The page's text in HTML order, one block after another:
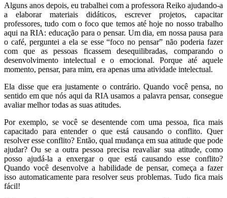
Alguns anos depois, eu trabalhei com a professora Reiko ajudando-a
a elaborar materiais didáticos, escrever projetos, capacitar
professores, tudo com o foco que temos até hoje no nosso trabalho
aqui na RIA: educação para o pensar. Um dia, em nossa pausa para
o café, perguntei a ela se esse “foco no pensar” não poderia fazer
com que as pessoas ficassem desequilibradas, comparando o
desenvolvimento intelectual e o emocional. Porque até aquele
momento, pensar, para mim, era apenas uma atividade intelectual.
Ela disse que era justamente o contrário. Quando você pensa, no
sentido em que nós aqui da RIA usamos a palavra pensar, consegue
avaliar melhor todas as suas atitudes.
Por exemplo, se você se desentende com uma pessoa, fica mais
capacitado para entender o que está causando o conflito. Quer
resolver esse conflito? Então, qual mudança em sua atitude que pode
ajudar? Ou se a outra pessoa precisa reavaliar sua atitude, como
posso ajudá-la a enxergar o que está causando esse conflito?
Quando você desenvolve a habilidade de pensar, começa a fazer
isso automaticamente para resolver seus problemas. Tudo fica mais
fácil!